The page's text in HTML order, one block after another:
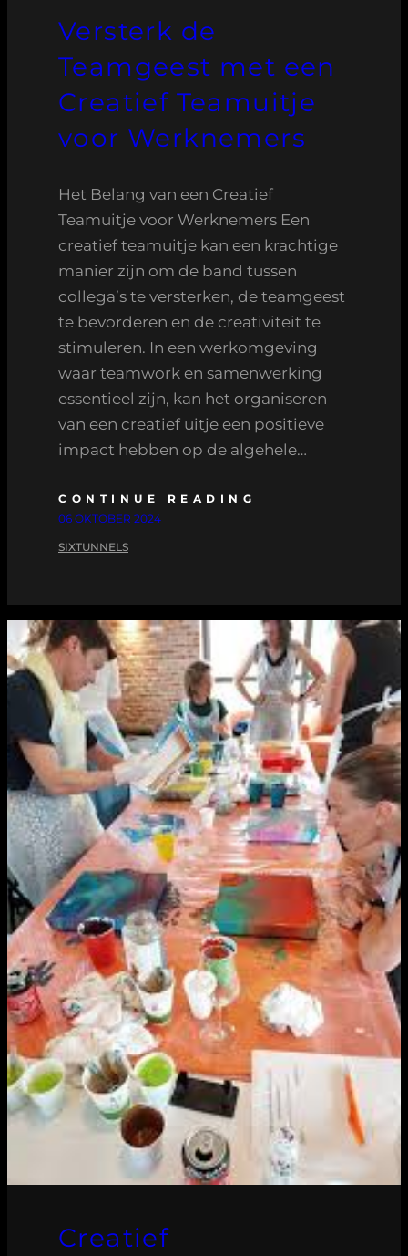
Versterk de
Teamgeest met een
Creatief Teamuitje
voor Werknemers
Het Belang van een Creatief
Teamuitje voor Werknemers Een
creatief teamuitje kan een krachtige
manier zijn om de band tussen
collega’s te versterken, de teamgeest
te bevorderen en de creativiteit te
stimuleren. In een werkomgeving
waar teamwork en samenwerking
essentieel zijn, kan het organiseren
van een creatief uitje een positieve
impact hebben op de algehele…
CONTINUE READING
06 OKTOBER 2024
SIXTUNNELS
Creatief